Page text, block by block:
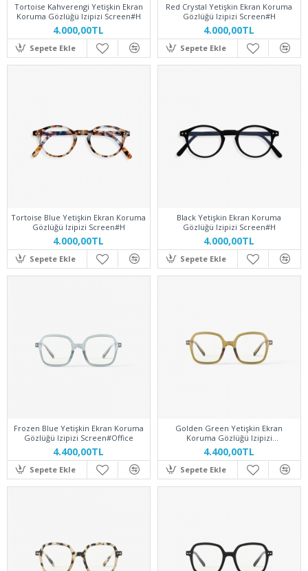
Tortoise Kahverengi Yetişkin Ekran
Koruma Gözlüğü Izipizi Screen#H
4.000,00TL
Sepete Ekle
Red Crystal Yetişkin Ekran Koruma
Gözlüğü Izipizi Screen#H
4.000,00TL
Sepete Ekle
Tortoise Blue Yetişkin Ekran Koruma
Gözlüğü Izipizi Screen#H
4.000,00TL
Sepete Ekle
Black Yetişkin Ekran Koruma
Gözlüğü Izipizi Screen#H
4.000,00TL
Sepete Ekle
Frozen Blue Yetişkin Ekran Koruma
Gözlüğü Izipizi Screen#Office
4.400,00TL
Sepete Ekle
Golden Green Yetişkin Ekran
Koruma Gözlüğü Izipizi
Screen#Office
4.400,00TL
Sepete Ekle